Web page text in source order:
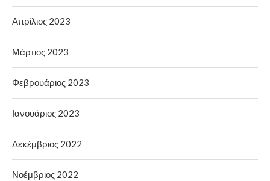
Απρίλιος 2023
Μάρτιος 2023
Φεβρουάριος 2023
Ιανουάριος 2023
Δεκέμβριος 2022
Νοέμβριος 2022